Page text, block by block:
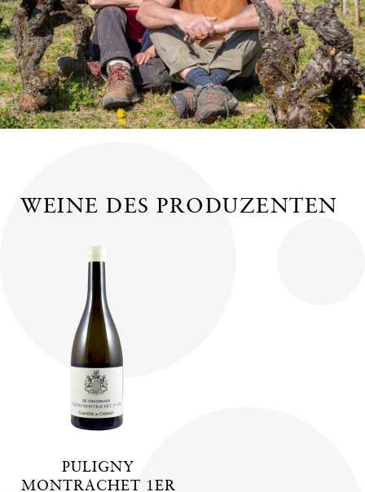
WEINE DES PRODUZENTEN
PULIGNY
MONTRACHET 1ER